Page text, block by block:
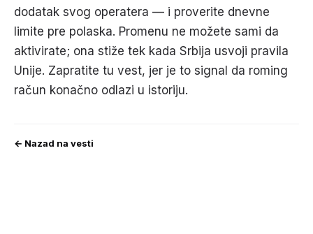
dodatak svog operatera — i proverite dnevne
limite pre polaska. Promenu ne možete sami da
aktivirate; ona stiže tek kada Srbija usvoji pravila
Unije. Zapratite tu vest, jer je to signal da roming
račun konačno odlazi u istoriju.
← Nazad na vesti